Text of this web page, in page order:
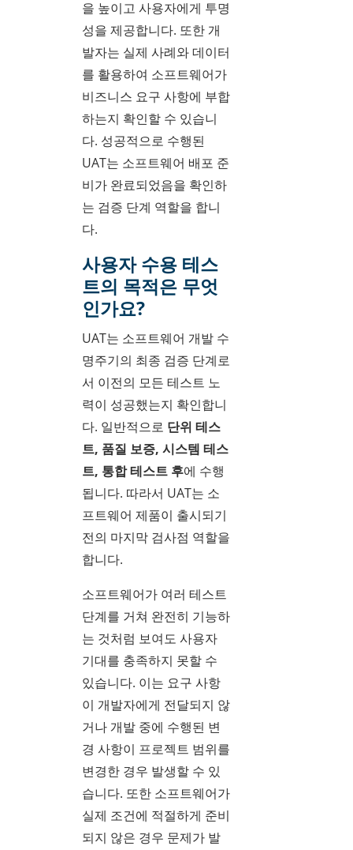
을 높이고 사용자에게 투명
성을 제공합니다. 또한 개
발자는 실제 사례와 데이터
를 활용하여 소프트웨어가
비즈니스 요구 사항에 부합
하는지 확인할 수 있습니
다. 성공적으로 수행된
UAT는 소프트웨어 배포 준
비가 완료되었음을 확인하
는 검증 단계 역할을 합니
다.
사용자 수용 테스
트의 목적은 무엇
인가요?
UAT는 소프트웨어 개발 수
명주기의 최종 검증 단계로
서 이전의 모든 테스트 노
력이 성공했는지 확인합니
다. 일반적으로 단위 테스
트, 품질 보증, 시스템 테스
트, 통합 테스트 후에 수행
됩니다. 따라서 UAT는 소
프트웨어 제품이 출시되기
전의 마지막 검사점 역할을
합니다.
소프트웨어가 여러 테스트
단계를 거쳐 완전히 기능하
는 것처럼 보여도 사용자
기대를 충족하지 못할 수
있습니다. 이는 요구 사항
이 개발자에게 전달되지 않
거나 개발 중에 수행된 변
경 사항이 프로젝트 범위를
변경한 경우 발생할 수 있
습니다. 또한 소프트웨어가
실제 조건에 적절하게 준비
되지 않은 경우 문제가 발